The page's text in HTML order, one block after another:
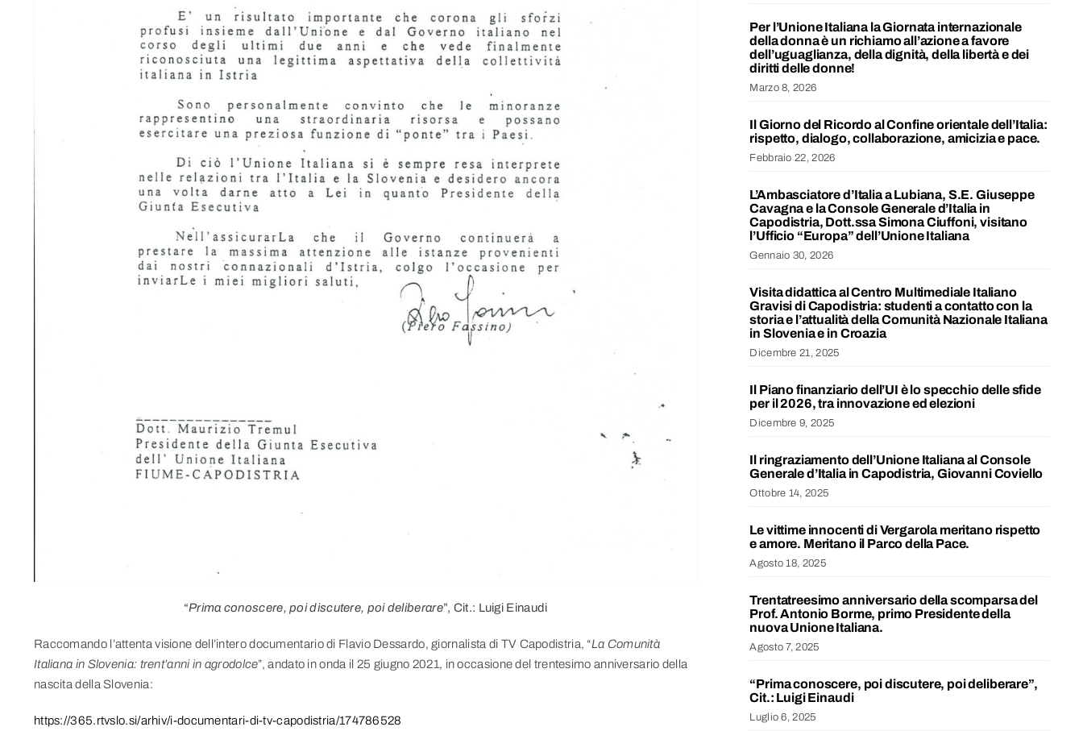
“Prima conoscere, poi discutere, poi deliberare”, Cit.: Luigi Einaudi
Raccomando l’attenta visione dell’intero documentario di Flavio Dessardo, giornalista di TV Capodistria, “La Comunità
Italiana in Slovenia: trent’anni in agrodolce”, andato in onda il 25 giugno 2021, in occasione del trentesimo anniversario della
nascita della Slovenia:
https://365.rtvslo.si/arhiv/i-documentari-di-tv-capodistria/174786528
Per l’Unione Italiana la Giornata internazionale
della donna è un richiamo all’azione a favore
dell’uguaglianza, della dignità, della libertà e dei
diritti delle donne!
Marzo 8, 2026
Il Giorno del Ricordo al Confine orientale dell’Italia:
rispetto, dialogo, collaborazione, amicizia e pace.
Febbraio 22, 2026
L’Ambasciatore d’Italia a Lubiana, S.E. Giuseppe
Cavagna e la Console Generale d’Italia in
Capodistria, Dott.ssa Simona Ciuffoni, visitano
l’Ufficio “Europa” dell’Unione Italiana
Gennaio 30, 2026
Visita didattica al Centro Multimediale Italiano
Gravisi di Capodistria: studenti a contatto con la
storia e l’attualità della Comunità Nazionale Italiana
in Slovenia e in Croazia
Dicembre 21, 2025
Il Piano finanziario dell’UI è lo specchio delle sfide
per il 2026, tra innovazione ed elezioni
Dicembre 9, 2025
Il ringraziamento dell’Unione Italiana al Console
Generale d’Italia in Capodistria, Giovanni Coviello
Ottobre 14, 2025
Le vittime innocenti di Vergarola meritano rispetto
e amore. Meritano il Parco della Pace.
Agosto 18, 2025
Trentatreesimo anniversario della scomparsa del
Prof. Antonio Borme, primo Presidente della
nuova Unione Italiana.
Agosto 7, 2025
“Prima conoscere, poi discutere, poi deliberare”,
Cit.: Luigi Einaudi
Luglio 6, 2025